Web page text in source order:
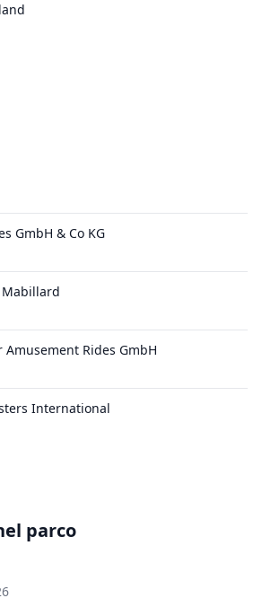
GmbH & Co KG
Amusement Rides GmbH
International
parco